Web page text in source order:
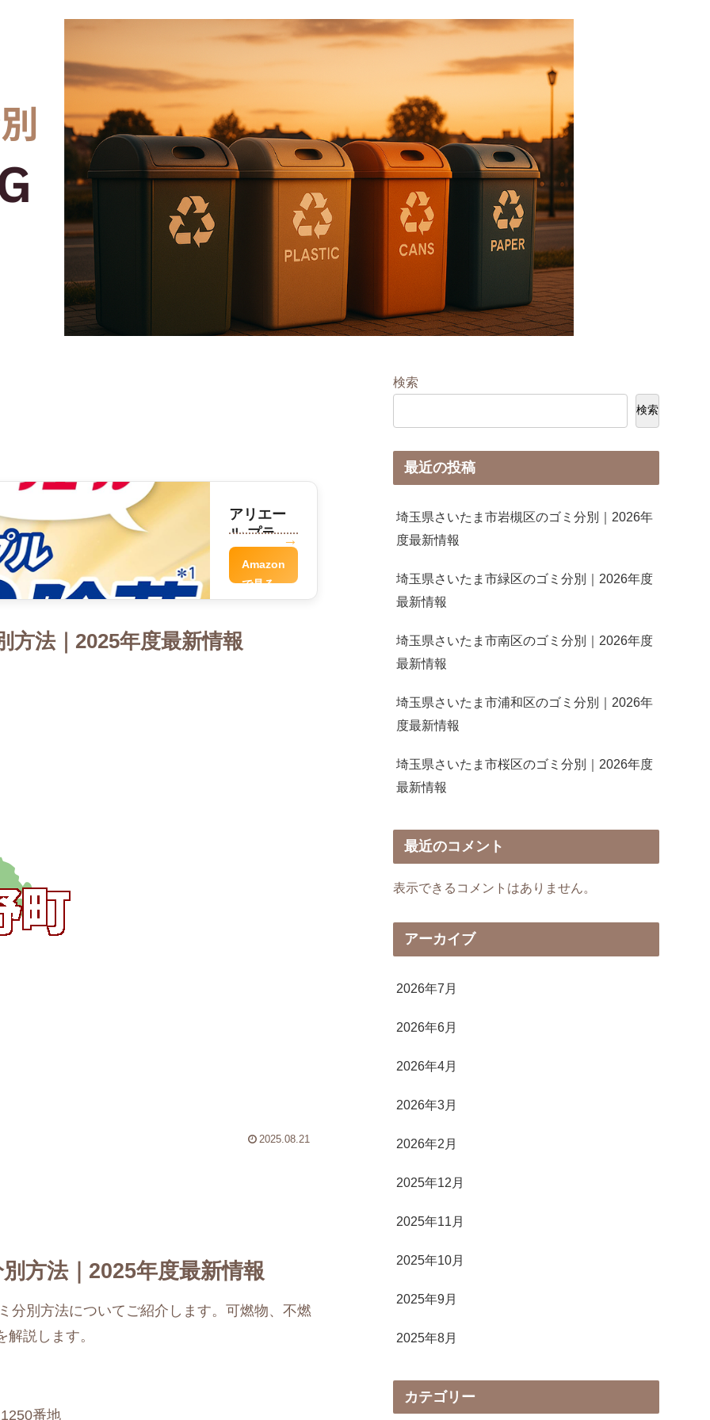
アリエー
ル プラチ
ナ洗剤
Amazon
で見る
方法｜2025年度最新情報
2025.08.21
方法｜2025年度最新情報
分別方法についてご紹介します。可燃物、不燃
説します。
番地
検索
検索
最近の投稿
埼玉県さいたま市岩槻区のゴミ分別｜2026年
度最新情報
埼玉県さいたま市緑区のゴミ分別｜2026年度
最新情報
埼玉県さいたま市南区のゴミ分別｜2026年度
最新情報
埼玉県さいたま市浦和区のゴミ分別｜2026年
度最新情報
埼玉県さいたま市桜区のゴミ分別｜2026年度
最新情報
最近のコメント
表示できるコメントはありません。
アーカイブ
2026年7月
2026年6月
2026年4月
2026年3月
2026年2月
2025年12月
2025年11月
2025年10月
2025年9月
2025年8月
カテゴリー